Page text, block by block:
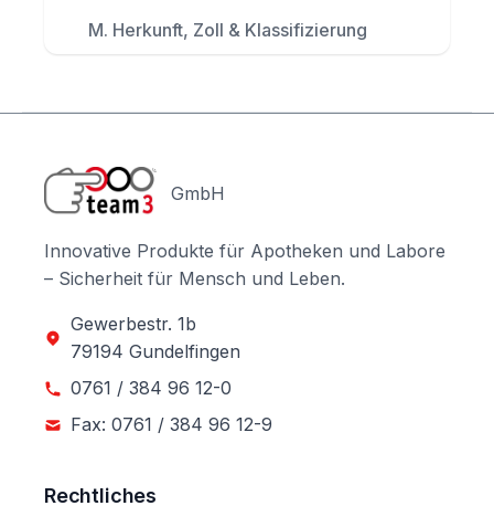
M. Herkunft, Zoll & Klassifizierung
GmbH
Innovative Produkte für Apotheken und Labore
– Sicherheit für Mensch und Leben.
Gewerbestr. 1b
79194 Gundelfingen
0761 / 384 96 12-0
Fax: 0761 / 384 96 12-9
Rechtliches